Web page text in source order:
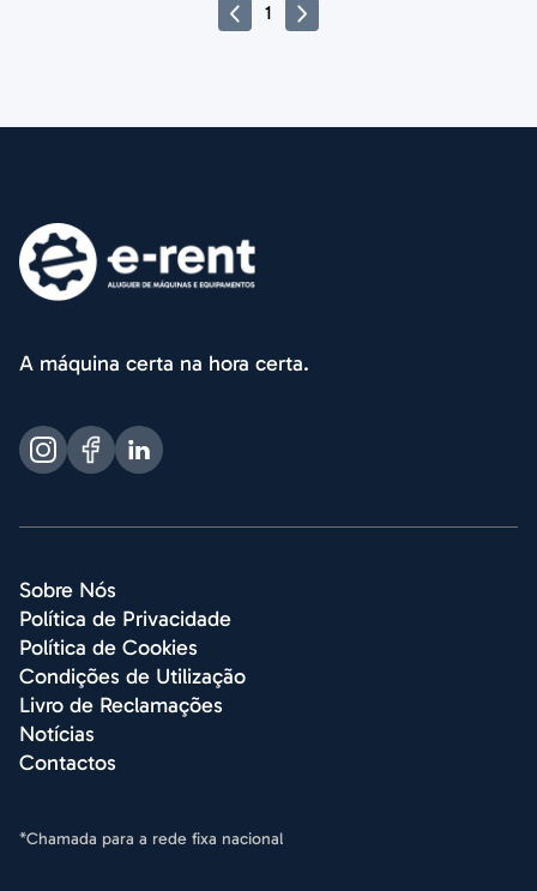
1
A máquina certa na hora certa.
Sobre Nós
Política de Privacidade
Política de Cookies
Condições de Utilização
Livro de Reclamações
Notícias
Contactos
*Chamada para a rede fixa nacional